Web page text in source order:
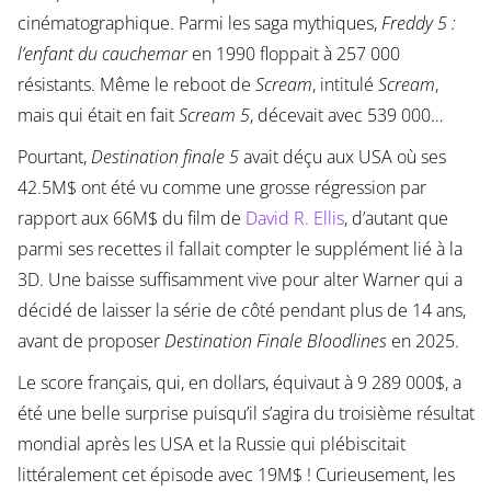
cinématographique. Parmi les saga mythiques,Freddy 5 :
l’enfant du cauchemaren 1990 floppait à 257 000
résistants. Même le reboot de Scream, intitulé Scream,
mais qui était en faitScream 5, décevait avec 539 000…
Pourtant,Destination finale 5avait déçu aux USA où ses
42.5M$ ont été vu comme une grosse régression par
rapport aux 66M$ du film de David R. Ellis, d’autant que
parmi ses recettes il fallait compter le supplément lié à la
3D. Une baisse suffisamment vive pour alter Warner qui a
décidé de laisser la série de côté pendant plus de 14 ans,
avant de proposerDestination Finale Bloodlinesen 2025.
Le score français, qui, en dollars, équivaut à 9 289 000$, a
été une belle surprise puisqu’il s’agira du troisième résultat
mondial après les USA et la Russie qui plébiscitait
littéralement cet épisode avec 19M$ ! Curieusement, les